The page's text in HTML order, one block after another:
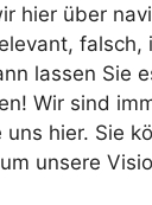
hier über
falsch,
lassen Sie
Wir sind
uns hier. Sie
unsere